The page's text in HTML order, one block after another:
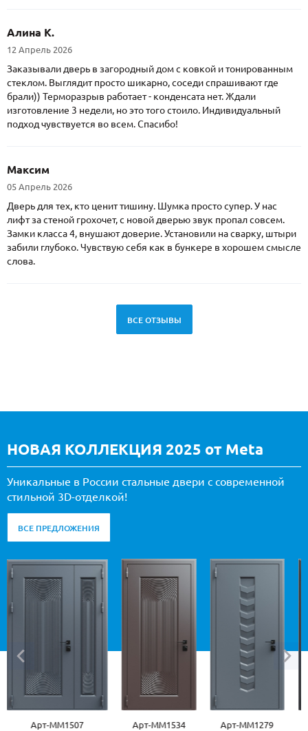
Алина К.
12 Апрель 2026
Заказывали дверь в загородный дом с ковкой и тонированным
стеклом. Выглядит просто шикарно, соседи спрашивают где
брали)) Терморазрыв работает - конденсата нет. Ждали
изготовление 3 недели, но это того стоило. Индивидуальный
подход чувствуется во всем. Спасибо!
Максим
05 Апрель 2026
Дверь для тех, кто ценит тишину. Шумка просто супер. У нас
лифт за стеной грохочет, с новой дверью звук пропал совсем.
Замки класса 4, внушают доверие. Установили на сварку, штыри
забили глубоко. Чувствую себя как в бункере в хорошем смысле
слова.
ВСЕ ОТЗЫВЫ
НОВАЯ КОЛЛЕКЦИЯ 2025 от Meta
Уникальные в России стальные двери с современной
стильной 3D-отделкой!
ВСЕ ПРЕДЛОЖЕНИЯ
Арт-ММ1507 Арт-ММ1534 Арт-ММ1279